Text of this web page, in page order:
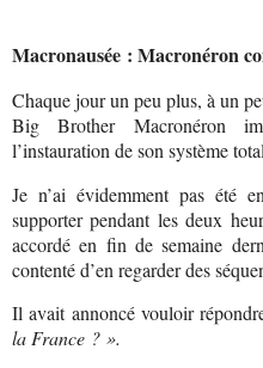
Macronausée : Macronéron
Chaque jour un peu plus, à un
Big Brother Macronéron
l’instauration de son système
Je n’ai évidemment pas été
supporter pendant les deux
accordé en fin de semaine
contenté d’en regarder des
Il avait annoncé vouloir
la France ? ».